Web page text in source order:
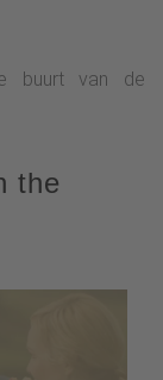
buurt van de
the